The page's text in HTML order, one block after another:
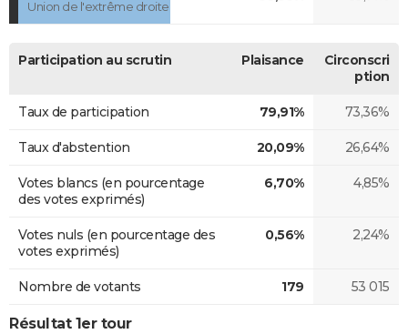
Union de l'extrême droite
Participation au scrutin Plaisance
Circonscri
ption
Taux de participation 79,91% 73,36%
Taux d'abstention 20,09% 26,64%
Votes blancs (en pourcentage
des votes exprimés)
6,70% 4,85%
Votes nuls (en pourcentage des
votes exprimés)
0,56% 2,24%
Nombre de votants 179 53 015
Résultat 1er tour